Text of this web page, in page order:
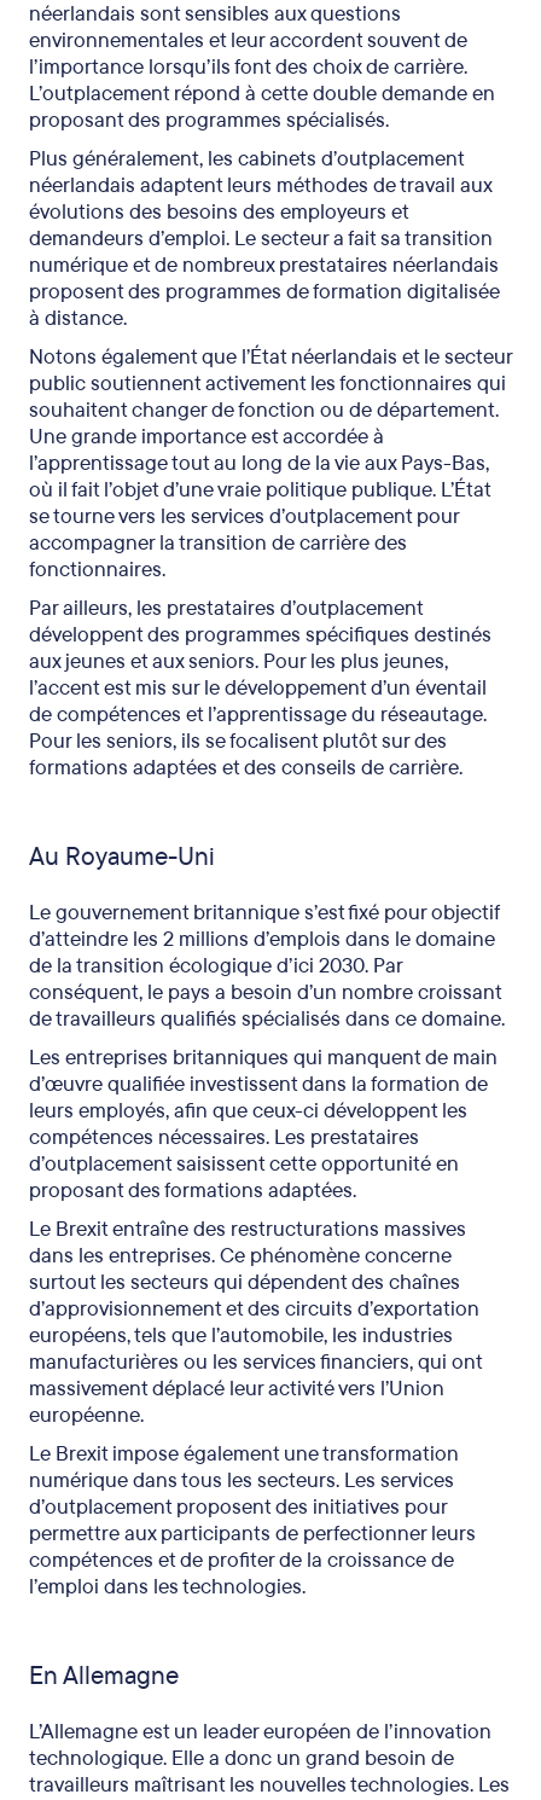
néerlandais sont sensibles aux questions
environnementales et leur accordent souvent de
l’importance lorsqu’ils font des choix de carrière.
L’outplacement répond à cette double demande en
proposant des programmes spécialisés.
Plus généralement, les cabinets d’outplacement
néerlandais adaptent leurs méthodes de travail aux
évolutions des besoins des employeurs et
demandeurs d’emploi. Le secteur a fait sa transition
numérique et de nombreux prestataires néerlandais
proposent des programmes de formation digitalisée
à distance.
Notons également que l’État néerlandais et le secteur
public soutiennent activement les fonctionnaires qui
souhaitent changer de fonction ou de département.
Une grande importance est accordée à
l’apprentissage tout au long de la vie aux Pays-Bas,
où il fait l’objet d’une vraie politique publique. L’État
se tourne vers les services d’outplacement pour
accompagner la transition de carrière des
fonctionnaires.
Par ailleurs, les prestataires d’outplacement
développent des programmes spécifiques destinés
aux jeunes et aux seniors. Pour les plus jeunes,
l’accent est mis sur le développement d’un éventail
de compétences et l’apprentissage du réseautage.
Pour les seniors, ils se focalisent plutôt sur des
formations adaptées et des conseils de carrière.
Au Royaume-Uni
Le gouvernement britannique s’est fixé pour objectif
d’atteindre les 2 millions d’emplois dans le domaine
de la transition écologique d’ici 2030. Par
conséquent, le pays a besoin d’un nombre croissant
de travailleurs qualifiés spécialisés dans ce domaine.
Les entreprises britanniques qui manquent de main
d’œuvre qualifiée investissent dans la formation de
leurs employés, afin que ceux-ci développent les
compétences nécessaires. Les prestataires
d’outplacement saisissent cette opportunité en
proposant des formations adaptées.
Le Brexit entraîne des restructurations massives
dans les entreprises. Ce phénomène concerne
surtout les secteurs qui dépendent des chaînes
d’approvisionnement et des circuits d’exportation
européens, tels que l’automobile, les industries
manufacturières ou les services financiers, qui ont
massivement déplacé leur activité vers l’Union
européenne.
Le Brexit impose également une transformation
numérique dans tous les secteurs. Les services
d’outplacement proposent des initiatives pour
permettre aux participants de perfectionner leurs
compétences et de profiter de la croissance de
l’emploi dans les technologies.
En Allemagne
L’Allemagne est un leader européen de l’innovation
technologique. Elle a donc un grand besoin de
travailleurs maîtrisant les nouvelles technologies. Les